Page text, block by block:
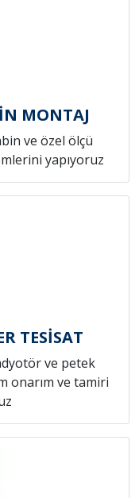
MONTAJ
ve özel ölçü
yapıyoruz
TESİSAT
ve petek
onarım ve tamiri